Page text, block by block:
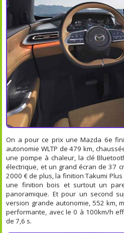
On a pour ce prix une Mazda 6e
autonomie WLTP de 479 km,
une pompe à chaleur, la clé
électrique, et un grand écran de 37
2000 € de plus, la finition Takumi
une finition bois et surtout un
panoramique. Et pour un second
version grande autonomie, 552 km,
performante, avec le 0 à 100km/h
de 7,6 s.